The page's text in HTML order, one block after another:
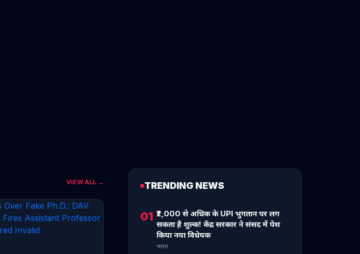
VIEW ALL → TRENDING NEWS
01 ₹2,000 से अधिक के UPI भुगतान पर लग
सकता है शुल्क! केंद्र सरकार ने संसद में पेश
किया नया विधेयक
भारत